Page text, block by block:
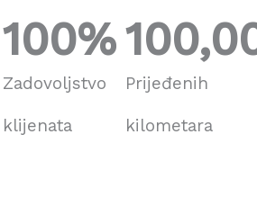
Zadovoljstvo
klijenata
100%
Prijeđenih
kilometara